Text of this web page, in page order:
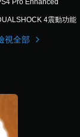
4震動功能
視全部